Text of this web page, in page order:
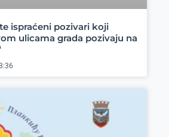
ispraćeni pozivari koji
ulicama grada pozivaju na